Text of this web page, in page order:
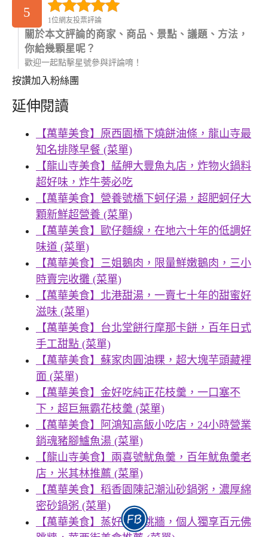
5
1位網友投票評論
關於本文評論的商家、商品、景點、議題、方法，
你給幾顆星呢？
歡迎一起點擊星號參與評論唷！
按讚加入粉絲團
延伸閱讀
【萬華美食】原西園橋下燒餅油條，龍山寺最
知名排隊早餐 (菜單)
【龍山寺美食】艋舺大豐魚丸店，炸物火鍋料
超好味，炸牛蒡必吃
【萬華美食】營養號橋下蚵仔湯，超肥蚵仔大
顆新鮮超營養 (菜單)
【萬華美食】歐仔麵線，在地六十年的低調好
味道 (菜單)
【萬華美食】三姐鵝肉，限量鮮嫩鵝肉，三小
時賣完收攤 (菜單)
【萬華美食】北港甜湯，一賣七十年的甜蜜好
滋味 (菜單)
【萬華美食】台北堂餅行摩那卡餅，百年日式
手工甜點 (菜單)
【萬華美食】蘇家肉圓油粿，超大塊芋頭藏裡
面 (菜單)
【萬華美食】金好吃純正花枝羹，一口塞不
下，超巨無霸花枝羹 (菜單)
【萬華美食】阿鴻知高飯小吃店，24小時營業
銷魂豬腳鱸魚湯 (菜單)
【龍山寺美食】兩喜號魷魚羹，百年魷魚羹老
店，米其林推薦 (菜單)
【萬華美食】稻香園陳記潮汕砂鍋粥，濃厚綿
密砂鍋粥 (菜單)
【萬華美食】蒸好吃佛跳牆，個人獨享百元佛